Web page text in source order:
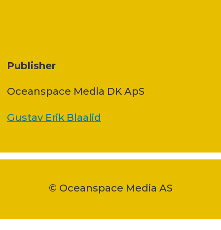
Publisher
Oceanspace Media DK ApS
Gustav Erik Blaalid
© Oceanspace Media AS